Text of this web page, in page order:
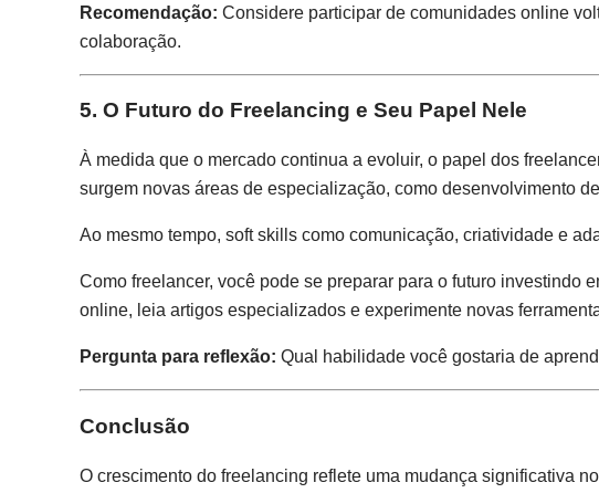
Recomendação: Considere participar de comunidades online
colaboração.
5. O Futuro do Freelancing e Seu Papel Nele
À medida que o mercado continua a evoluir, o papel dos
surgem novas áreas de especialização, como desenvolvimento
Ao mesmo tempo, soft skills como comunicação, criatividade e
Como freelancer, você pode se preparar para o futuro investindo
online, leia artigos especializados e experimente novas
Pergunta para reflexão: Qual habilidade você gostaria de
Conclusão
O crescimento do freelancing reflete uma mudança significativa